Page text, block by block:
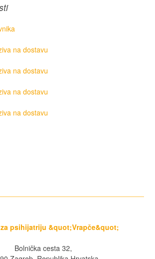
na dostavu
na dostavu
na dostavu
na dostavu
Bolnička cesta 32,